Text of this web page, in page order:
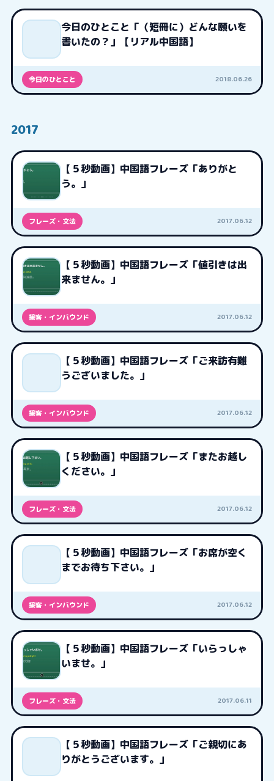
今日のひとこと「（短冊に）どんな願いを
書いたの？」【リアル中国語】
今日のひとこと 2018.06.26
2017
【５秒動画】中国語フレーズ「ありがと
う。」
フレーズ・文法 2017.06.12
【５秒動画】中国語フレーズ「値引きは出
来ません。」
接客・インバウンド 2017.06.12
【５秒動画】中国語フレーズ「ご来訪有難
うございました。」
接客・インバウンド 2017.06.12
【５秒動画】中国語フレーズ「またお越し
ください。」
フレーズ・文法 2017.06.12
【５秒動画】中国語フレーズ「お席が空く
までお待ち下さい。」
接客・インバウンド 2017.06.12
【５秒動画】中国語フレーズ「いらっしゃ
いませ。」
フレーズ・文法 2017.06.11
【５秒動画】中国語フレーズ「ご親切にあ
りがとうございます。」